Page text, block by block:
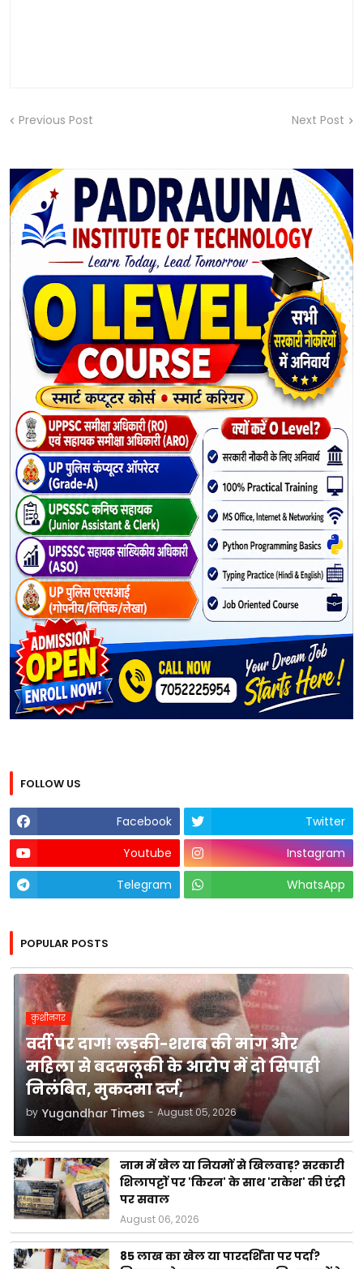
Previous Post Next Post
FOLLOW US
Facebook
Twitter
Youtube
Instagram
Telegram
WhatsApp
POPULAR POSTS
कुशीनगर
वर्दी पर दाग! लड़की-शराब की मांग और
महिला से बदसलूकी के आरोप में दो सिपाही
निलंबित, मुकदमा दर्ज,
by Yugandhar Times - August 05, 2026
नाम में खेल या नियमों से खिलवाड़? सरकारी
शिलापट्टों पर 'किरन' के साथ 'राकेश' की एंट्री
पर सवाल
August 06, 2026
85 लाख का खेल या पारदर्शिता पर पर्दा?